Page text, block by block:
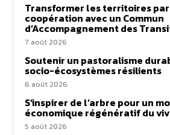
Transformer les territoires
coopération avec un Commun
d’Accompagnement des
7 août 2026
Soutenir un pastoralisme
socio-écosystèmes résilients
6 août 2026
S’inspirer de l’arbre pour un
économique régénératif du
5 août 2026